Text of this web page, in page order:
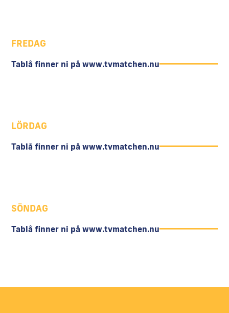
FREDAG
Tablå finner ni på www.tvmatchen.nu
LÖRDAG
Tablå finner ni på www.tvmatchen.nu
SÖNDAG
Tablå finner ni på www.tvmatchen.nu